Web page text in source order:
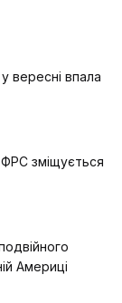
вересні впала
зміщується
Америці